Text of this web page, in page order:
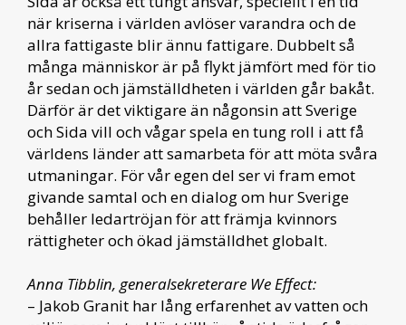
när kriserna i världen avlöser varandra och de
allra fattigaste blir ännu fattigare. Dubbelt så
många människor är på flykt jämfört med för tio
år sedan och jämställdheten i världen går bakåt.
Därför är det viktigare än någonsin att Sverige
och Sida vill och vågar spela en tung roll i att få
världens länder att samarbeta för att möta svåra
utmaningar. För vår egen del ser vi fram emot
givande samtal och en dialog om hur Sverige
behåller ledartröjan för att främja kvinnors
rättigheter och ökad jämställdhet globalt.
Anna Tibblin, generalsekreterare We Effect:
– Jakob Granit har lång erfarenhet av vatten och